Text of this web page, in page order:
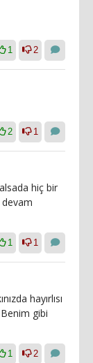
1 2
2 1
hiç bir
1 1
hayırlısı
gibi
1 2